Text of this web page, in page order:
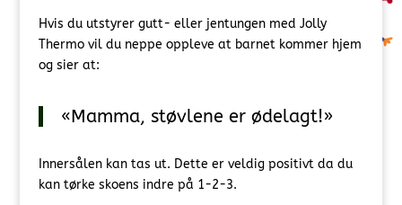
Hvis du utstyrer gutt- eller jentungen med Jolly
Thermo vil du neppe oppleve at barnet kommer hjem
og sier at:
«Mamma, støvlene er ødelagt!»
Innersålen kan tas ut. Dette er veldig positivt da du
kan tørke skoens indre på 1-2-3.